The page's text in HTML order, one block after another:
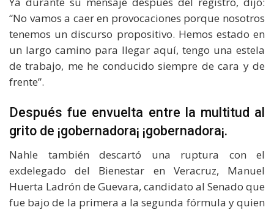
“No vamos a caer en provocaciones porque nosotros
tenemos un discurso propositivo. Hemos estado en
un largo camino para llegar aquí, tengo una estela
de trabajo, me he conducido siempre de cara y de
frente”.
Después fue envuelta entre la multitud al
grito de ¡gobernadora¡ ¡gobernadora¡.
Nahle también descartó una ruptura con el
exdelegado del Bienestar en Veracruz, Manuel
Huerta Ladrón de Guevara, candidato al Senado que
fue bajo de la primera a la segunda fórmula y quien